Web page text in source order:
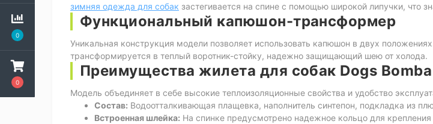
0
0
зимняя одежда для собак застегивается на спине с помощью широкой липучки, что
Функциональный капюшон-трансформер
Уникальная конструкция модели позволяет использовать капюшон в двух
трансформируется в теплый воротник-стойку, надежно защищающий шею от холода.
Преимущества жилета для собак Dogs
Модель объединяет в себе высокие теплоизоляционные свойства и удобство
Состав: Водоотталкивающая плащевка, наполнитель синтепон, подкладка из
Встроенная шлейка: На спинке предусмотрено надежное кольцо для